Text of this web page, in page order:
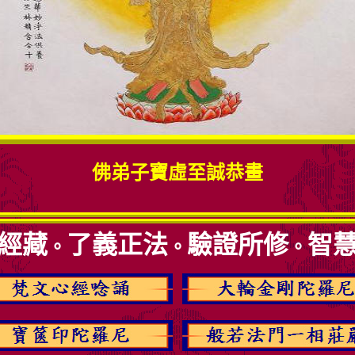
佛弟子寶虛至誠恭畫
藏 。 了義正法 。 驗證所修。智